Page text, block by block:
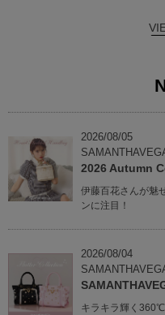
2026/08/05
2026 Autumn
伊藤百花さんが魅
ンに注目！
2026/08/04
キラキラ輝く